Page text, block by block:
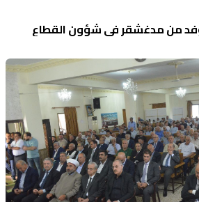
من مدغشقر في شؤون القطاع